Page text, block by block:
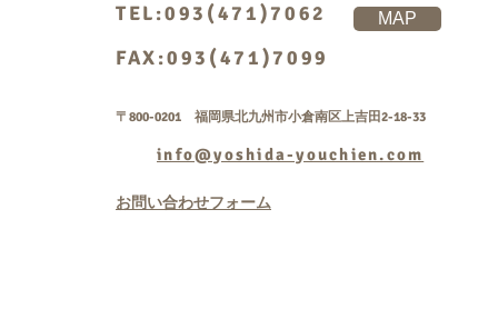
TEL:093(471)7062
FAX:093(471)7099
MAP
〒800-0201 福岡県北九州市小倉南区上吉田2-18-33
info@yoshida-youchien.com
お問い合わせフォーム